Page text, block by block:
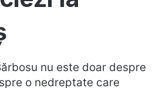
nu este doar despre
o nedreptate care